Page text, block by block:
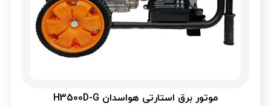
موتور برق استارتی هواسدان H3500D-G